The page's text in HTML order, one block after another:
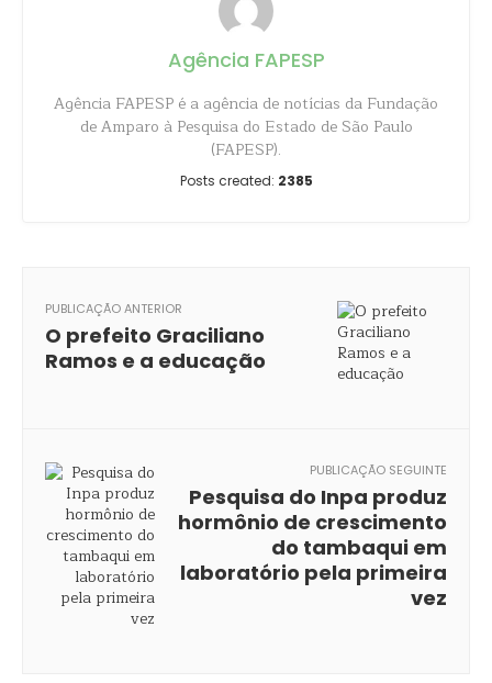
Agência FAPESP
Agência FAPESP é a agência de notícias da Fundação
de Amparo à Pesquisa do Estado de São Paulo
(FAPESP).
Posts created: 2385
PUBLICAÇÃO ANTERIOR
O prefeito Graciliano
Ramos e a educação
PUBLICAÇÃO SEGUINTE
Pesquisa do Inpa produz
hormônio de crescimento
do tambaqui em
laboratório pela primeira
vez